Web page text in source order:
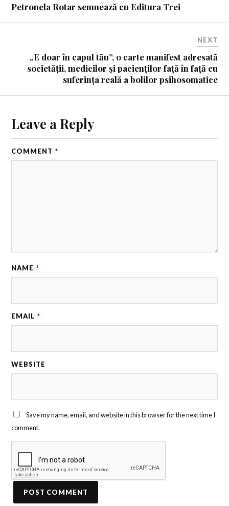
Petronela Rotar semnează cu Editura Trei
NEXT
„E doar în capul tău”, o carte manifest adresată
societății, medicilor și pacienților față în față cu
suferința reală a bolilor psihosomatice
Leave a Reply
COMMENT *
NAME *
EMAIL *
WEBSITE
Save my name, email, and website in this browser for the next time I
comment.